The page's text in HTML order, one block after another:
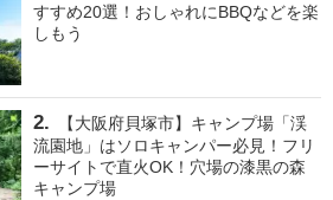
すすめ20選！おしゃれにBBQなどを楽
しもう
【大阪府貝塚市】キャンプ場「渓
流園地」はソロキャンパー必見！フリ
ーサイトで直火OK！穴場の漆黒の森
キャンプ場